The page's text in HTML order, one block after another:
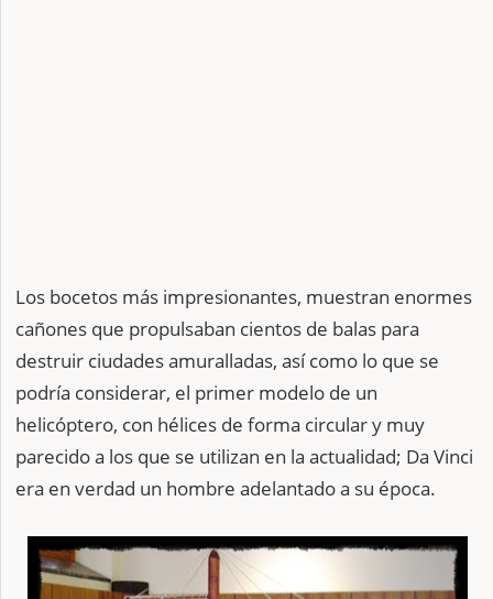
Los bocetos más impresionantes, muestran enormes
cañones que propulsaban cientos de balas para
destruir ciudades amuralladas, así como lo que se
podría considerar, el primer modelo de un
helicóptero, con hélices de forma circular y muy
parecido a los que se utilizan en la actualidad; Da Vinci
era en verdad un hombre adelantado a su época.